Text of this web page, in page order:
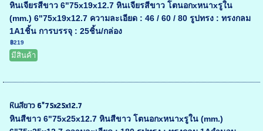
หินเจียรสีขาว 6"75x19x12.7 หินเจียรสีขาว โตนอกxหนาxรูใน
(mm.) 6"75x19x12.7 ความละเอียด : 46 / 60 / 80 รูปทรง : ทรงกลม
1A1ชิ้น การบรรจุ : 25ชิ้น/กล่อง
฿219
มีสินค้า
หินสีขาว 6"75x25x12.7
หินสีขาว 6"75x25x12.7 หินสีขาว โตนอกxหนาxรูใน (mm.)